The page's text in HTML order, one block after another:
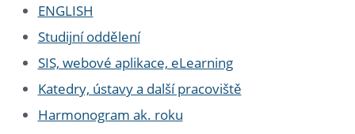
ENGLISH
Studijní oddělení
SIS, webové aplikace, eLearning
Katedry, ústavy a další pracoviště
Harmonogram ak. roku